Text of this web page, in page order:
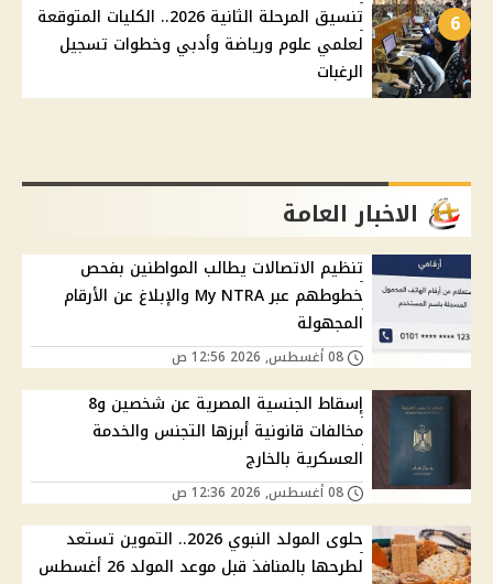
6
تنسيق المرحلة الثانية 2026.. الكليات المتوقعة
لعلمي علوم ورياضة وأدبي وخطوات تسجيل
الرغبات
الاخبار العامة
تنظيم الاتصالات يطالب المواطنين بفحص
خطوطهم عبر My NTRA والإبلاغ عن الأرقام
المجهولة
إسقاط الجنسية المصرية عن شخصين و8
مخالفات قانونية أبرزها التجنس والخدمة
العسكرية بالخارج
حلوى المولد النبوي 2026.. التموين تستعد
لطرحها بالمنافذ قبل موعد المولد 26 أغسطس